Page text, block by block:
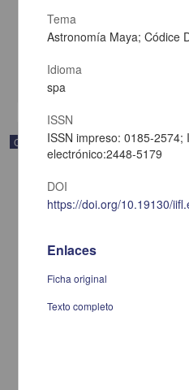
Martínez Baca, Francisco
[sin fecha]
Correspondencia postal
Tema
Astronomía Maya; Códice
Idioma
spa
ISSN
ISSN impreso: 0185-2574;
electrónico:2448-5179
DOI
https://doi.org/10.19130/
Enlaces
Ficha original
Texto completo